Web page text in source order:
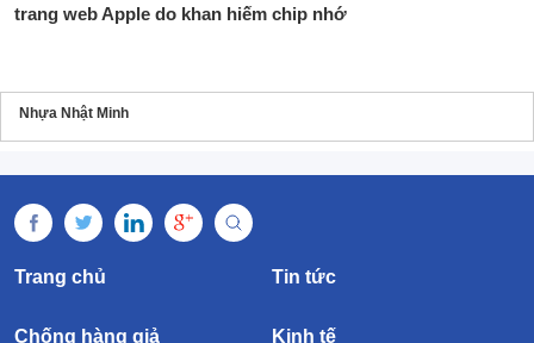
trang web Apple do khan hiếm chip nhớ
Nhựa Nhật Minh
Trang chủ Tin tức
Chống hàng giả Kinh tế